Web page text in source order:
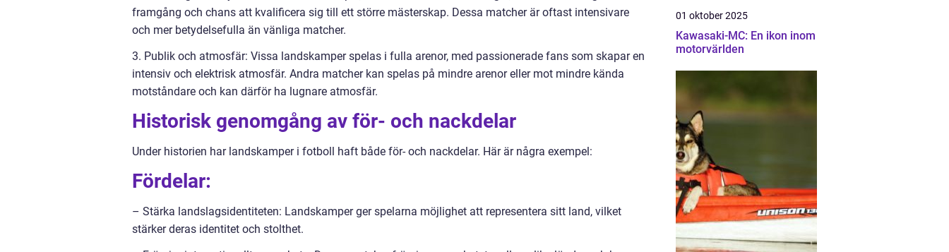
framgång och chans att kvalificera sig till ett större mästerskap. Dessa matcher är oftast intensivare
och mer betydelsefulla än vänliga matcher.
3. Publik och atmosfär: Vissa landskamper spelas i fulla arenor, med passionerade fans som skapar en
intensiv och elektrisk atmosfär. Andra matcher kan spelas på mindre arenor eller mot mindre kända
motståndare och kan därför ha lugnare atmosfär.
Historisk genomgång av för- och nackdelar
Under historien har landskamper i fotboll haft både för- och nackdelar. Här är några exempel:
Fördelar:
– Stärka landslagsidentiteten: Landskamper ger spelarna möjlighet att representera sitt land, vilket
stärker deras identitet och stolthet.
01 oktober 2025
Kawasaki-MC: En ikon inom
motorvärlden